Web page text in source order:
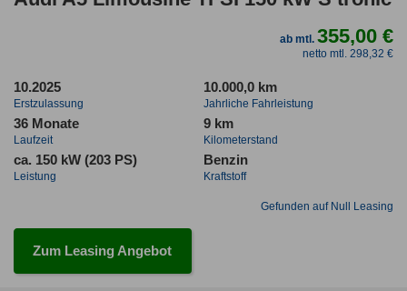
ab mtl.355,00 €
netto mtl. 298,32 €
10.2025
Erstzulassung
10.000,0 km
Jahrliche Fahrleistung
36 Monate
Laufzeit
9 km
Kilometerstand
ca. 150 kW (203 PS)
Leistung
Benzin
Kraftstoff
Gefunden auf Null Leasing
Zum Leasing Angebot